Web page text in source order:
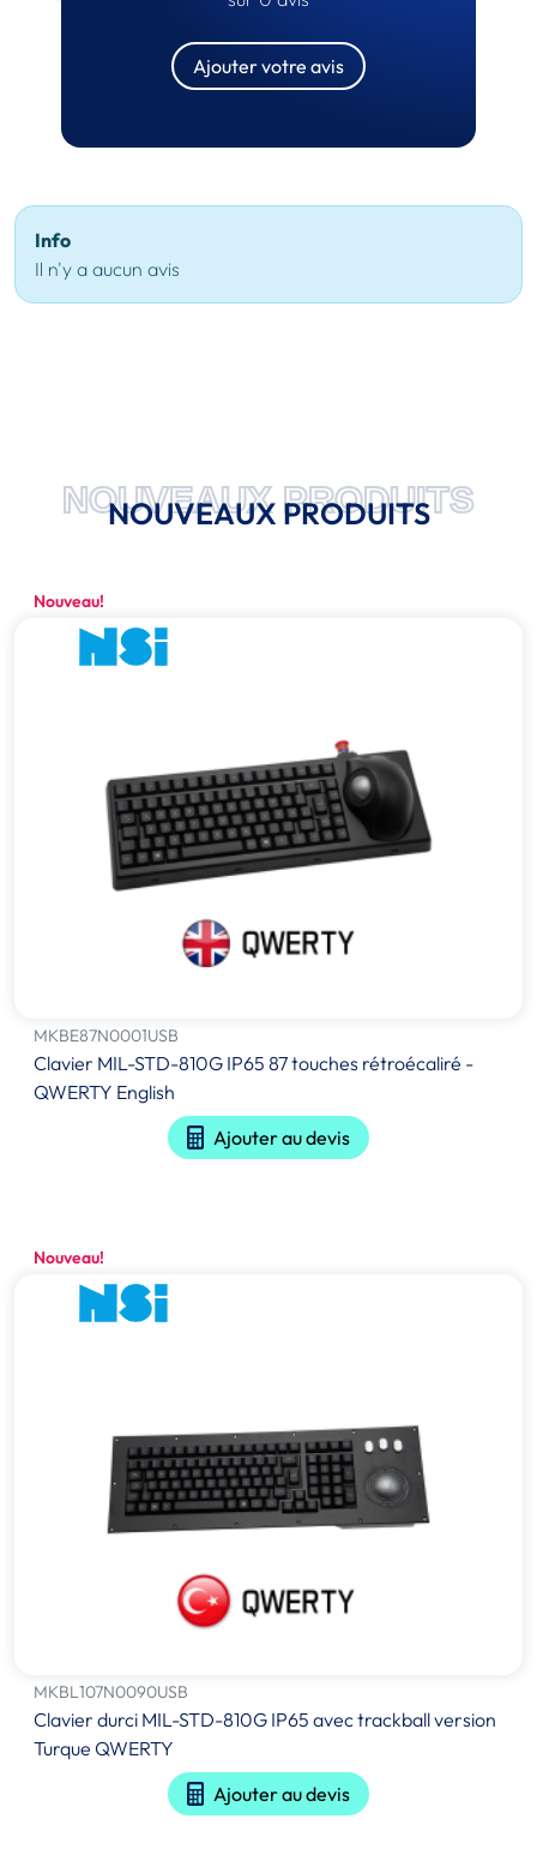
Ajouter votre avis
Info
Il n'y a aucun avis
NOUVEAUX PRODUITS
NOUVEAUX PRODUITS
Nouveau!
MKBE87N0001USB
Clavier MIL-STD-810G IP65 87 touches rétroécaliré -
QWERTY English
Ajouter au devis
Nouveau!
MKBL107N0090USB
Clavier durci MIL-STD-810G IP65 avec trackball version
Turque QWERTY
Ajouter au devis